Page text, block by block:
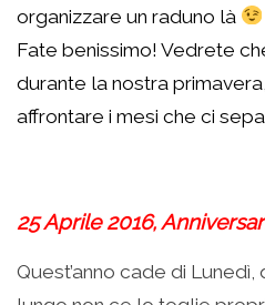
organizzare un raduno là
Fate benissimo! Vedrete
durante la nostra
affrontare i mesi che ci
25 Aprile 2016,
Quest’anno cade di